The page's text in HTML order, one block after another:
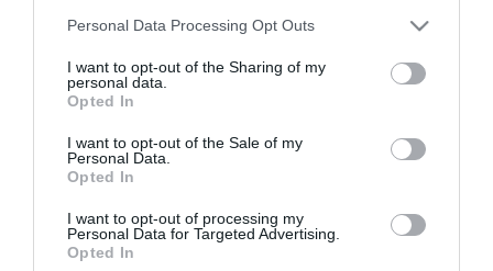
Please note that this website/app uses one or more Google
not limited to your visit or usage behaviour. You may click to
grant or deny consent to Google and its third-party tags to
use your data for below specified purposes in below Google
consent section.
Personal Data Processing Opt Outs
I want to opt-out of the Sharing of my
personal data.
Opted In
I want to opt-out of the Sale of my
Personal Data.
Opted In
I want to opt-out of processing my
Personal Data for Targeted Advertising.
Opted In
(16/12 , 15:00) στο στάδιο Μακεδονικού, για την 7
Το πρόγραμμα των Πράσινων είχε προθέρμανση,
rondo, οικογενειακό διπλό σε μικρό χώρο και
Οι τραυματίες Καραμπάς, Ρόμπι και Τουρκοχωρίτης